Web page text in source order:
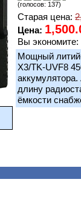
(голосов: 137)
Старая цена:
Цена:
Вы экономите:
Мощный
X3/TK-UVF8
длину
ёмкости